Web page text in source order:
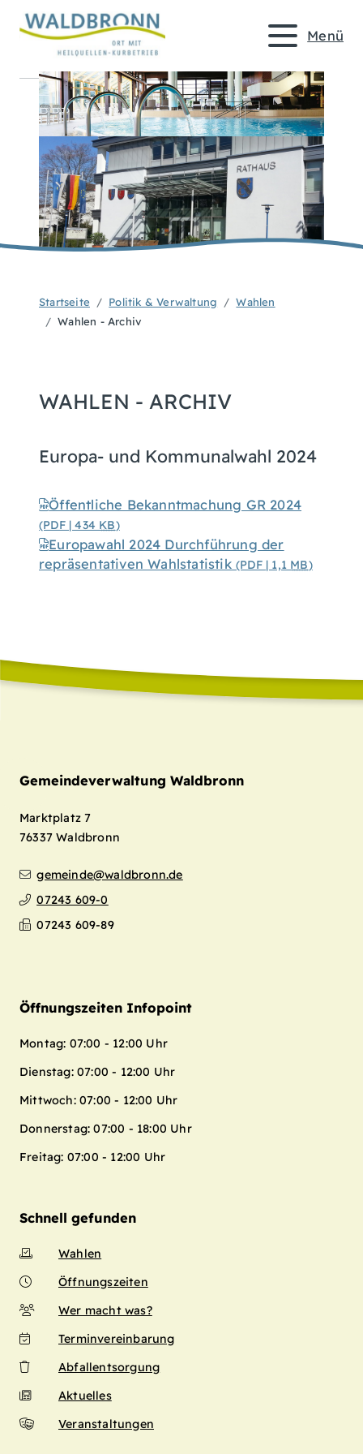
Menü
Startseite Politik & Verwaltung
Wahlen
Wahlen - Archiv
WAHLEN - ARCHIV
Europa- und Kommunalwahl 2024
Öffentliche Bekanntmachung GR 2024
(PDF | 434 KB)
Europawahl 2024 Durchführung der
repräsentativen Wahlstatistik (PDF | 1,1 MB)
Gemeindeverwaltung Waldbronn
Marktplatz 7
76337 Waldbronn
gemeinde@waldbronn.de
07243 609-0
07243 609-89
Öffnungszeiten Infopoint
Montag: 07:00 - 12:00 Uhr
Dienstag: 07:00 - 12:00 Uhr
Mittwoch: 07:00 - 12:00 Uhr
Donnerstag: 07:00 - 18:00 Uhr
Freitag: 07:00 - 12:00 Uhr
Schnell gefunden
Wahlen
Öffnungszeiten
Wer macht was?
Terminvereinbarung
Abfallentsorgung
Aktuelles
Veranstaltungen